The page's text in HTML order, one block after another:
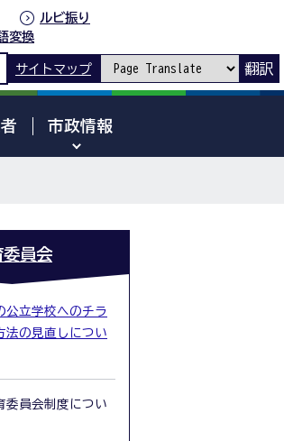
ルビ振り
変換
サイトマップ 翻訳
市政情報
委員会
公立学校へのチラ
法の見直しについ
委員会制度につい